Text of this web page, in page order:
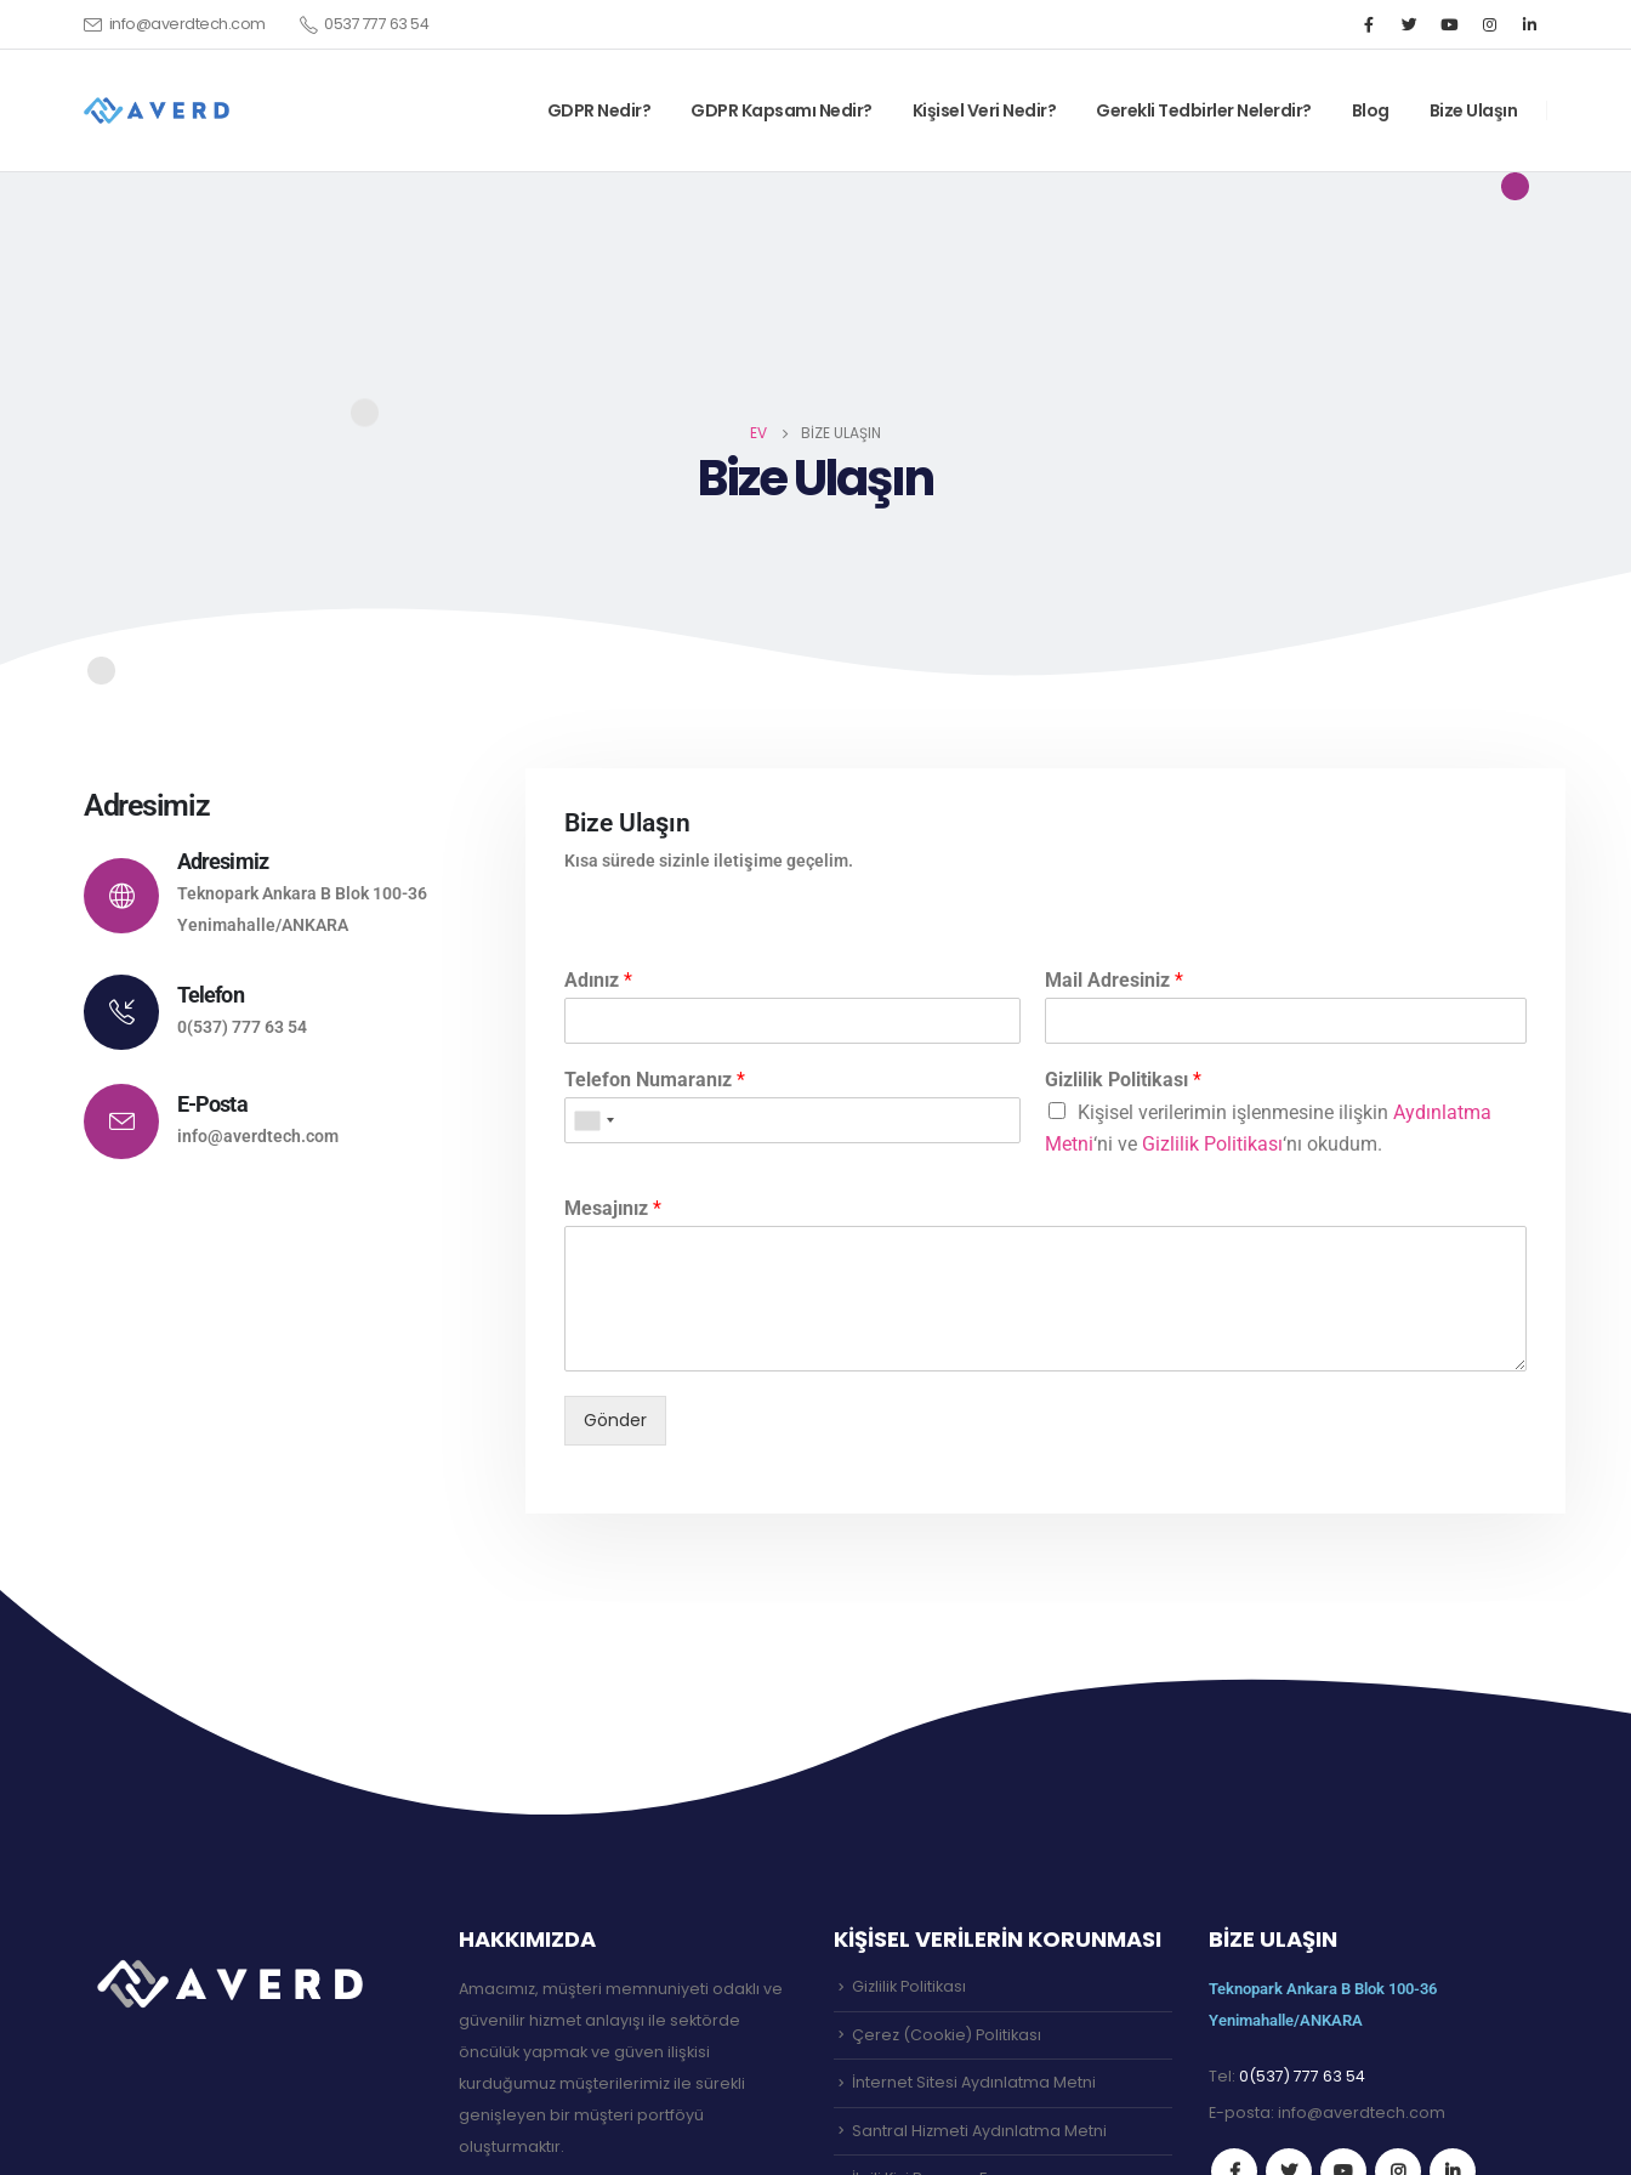
info@averdtech.com 0537 777 63 54
GDPR Nedir? GDPR Kapsamı Nedir? Kişisel Veri Nedir? Gerekli Tedbirler Nelerdir? Blog Bize Ulaşın
EV BIZE ULAŞIN
Bize Ulaşın
Adresimiz
Adresimiz
Teknopark Ankara B Blok 100-36
Yenimahalle/ANKARA
Telefon
0(537) 777 63 54
E-Posta
info@averdtech.com
Bize Ulaşın
Kısa sürede sizinle iletişime geçelim.
Adınız *
Telefon Numaranız *
Mail Adresiniz*
Gizlilik Politikası*
Kişisel verilerimin işlenmesine ilişkinAydınlatma
Metni‘ni ve Gizlilik Politikası‘nı okudum.
Mesajınız *
Gönder
HAKKIMIZDA
Amacımız, müşteri memnuniyeti odaklı ve
güvenilir hizmet anlayışı ile sektörde
öncülük yapmak ve güven ilişkisi
kurduğumuz müşterilerimiz ile sürekli
genişleyen bir müşteri portföyü
oluşturmaktır.
KİŞİSEL VERİLERİN KORUNMASI
Gizlilik Politikası
Çerez (Cookie) Politikası
İnternet Sitesi Aydınlatma Metni
Santral Hizmeti Aydınlatma Metni
BIZE ULAŞIN
Teknopark Ankara B Blok 100-36
Yenimahalle/ANKARA
Tel: 0(537) 777 63 54
E-posta: info@averdtech.com